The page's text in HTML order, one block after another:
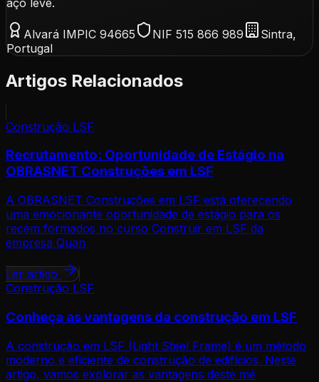
Alvará IMPIC 94665 NIF 515 866 989
Sintra,
Portugal
Artigos Relacionados
Construção LSF
Recrutamento: Oportunidade de Estágio na
OBRASNET Construções em LSF
A OBRASNET Construções em LSF está oferecendo
uma emocionante oportunidade de estágio para os
recém formados no curso Construir em LSF da
empresa Quan
Ler artigo
Construção LSF
Conheça as vantagens da construção em LSF
A construção em LSF (Light Steel Frame) é um método
moderno e eficiente de construção de edifícios. Neste
artigo, vamos explorar as vantagens deste mé